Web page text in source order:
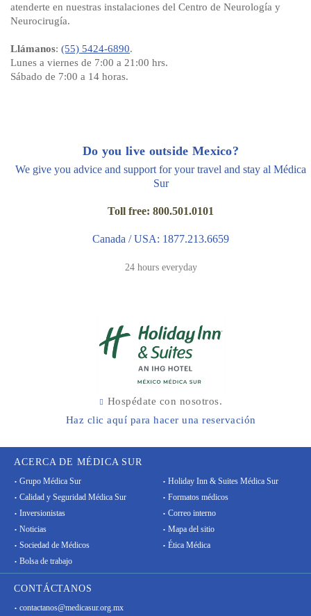
atenderte en nuestras instalaciones del Centro de Neurología y
Neurocirugía.
Llámanos: (55) 5424-6890.
Lunes a viernes de 7:00 a 21:00 hrs.
Sábado de 7:00 a 14 horas.
Do you live outside Mexico?
We give you advice and support for your travel and stay al Médica
Sur
Toll free: 800.501.0101
Canada / USA: 1877.213.6659
24 hours everyday
Hospédate con nosotros.
Haz clic aquí para hacer una reservación
ACERCA DE MÉDICA SUR
Grupo Médica Sur
Calidad y Seguridad Médica Sur
Inversionistas
Noticias
Sociedad de Médicos
Bolsa de trabajo
Holiday Inn & Suites Médica Sur
Formatos médicos
Correo interno
Mapa del sitio
Ética Médica
CONTÁCTANOS
contactanos@medicasur.org.mx